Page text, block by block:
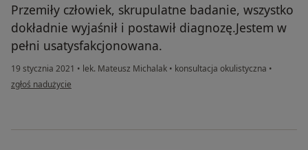
Przemiły człowiek, skrupulatne badanie, wszystko
dokładnie wyjaśnił i postawił diagnozę.Jestem w
pełni usatysfakcjonowana.
19 stycznia 2021 • lek. Mateusz Michalak • konsultacja okulistyczna •
w opinii użytkownika Teresa J.
zgłoś nadużycie